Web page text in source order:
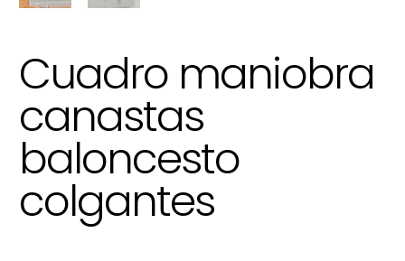
Cuadro maniobra
canastas
baloncesto
colgantes